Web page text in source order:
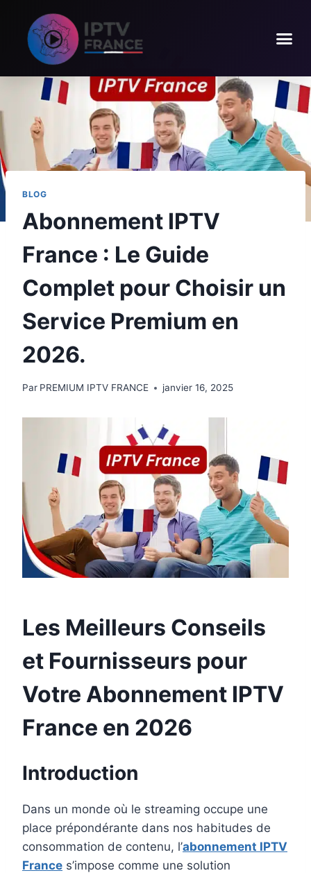
BLOG
Abonnement IPTV
France : Le Guide
Complet pour Choisir un
Service Premium en
2026.
Par PREMIUM IPTV FRANCE janvier 16, 2025
Les Meilleurs Conseils
et Fournisseurs pour
Votre Abonnement IPTV
France en 2026
Introduction
Dans un monde où le streaming occupe une
place prépondérante dans nos habitudes de
consommation de contenu, l’abonnement IPTV
France s’impose comme une solution